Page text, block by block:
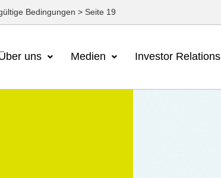
Bedingungen > Seite 19
uns Medien Investor Relations